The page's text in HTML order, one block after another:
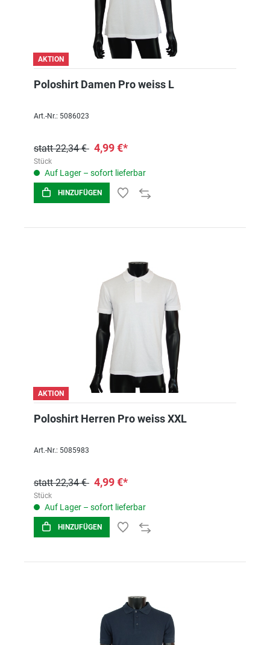
AKTION
Poloshirt Damen Pro weiss L
Art.-Nr.: 5086023
statt 22,34 € 4,99 €*
Stück
Auf Lager – sofort lieferbar
HINZUFÜGEN
AKTION
Poloshirt Herren Pro weiss XXL
Art.-Nr.: 5085983
statt 22,34 € 4,99 €*
Stück
Auf Lager – sofort lieferbar
HINZUFÜGEN